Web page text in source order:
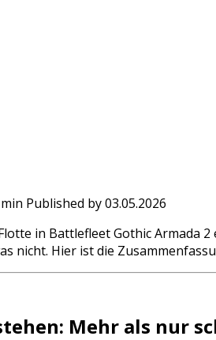
Published by03.05.2026
in Battlefleet Gothic Armada
nicht. Hier ist die
Mehr als nur